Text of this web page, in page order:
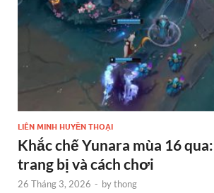
LIÊN MINH HUYỀN THOẠI
Khắc chế Yunara mùa 16
trang bị và cách chơi
26 Tháng 3, 2026 - bythong